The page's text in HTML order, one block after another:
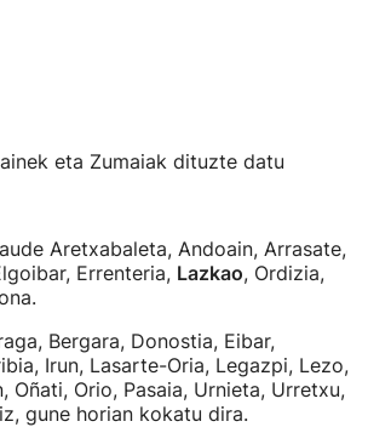
eta Zumaiak dituzte datu
Aretxabaleta, Andoain, Arrasate,
Errenteria, Lazkao, Ordizia,
Bergara, Donostia, Eibar,
Irun, Lasarte-Oria, Legazpi, Lezo,
Oñati, Orio, Pasaia, Urnieta, Urretxu,
gune horian kokatu dira.